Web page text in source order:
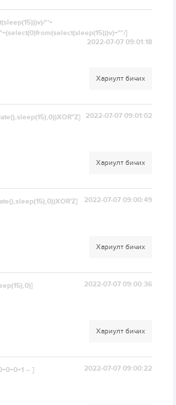
*'+
]
2022-07-07 09:01:18
Хариулт бичих
2022-07-07 09:01:02
Хариулт бичих
2022-07-07 09:00:49
Хариулт бичих
2022-07-07 09:00:36
Хариулт бичих
-- ] 2022-07-07 09:00:22